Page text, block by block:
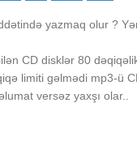
yazmaq olur ?
CD disklər 80
limiti gəlmədi mp3-ü
versəz yaxşı olar..